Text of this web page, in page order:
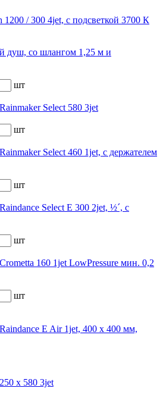
1200 / 300 4jet, с подсветкой 3700 К
душ, со шлангом 1,25 м и
шт
Select 580 3jet
шт
Select 460 1jet, с держателем
шт
Select E 300 2jet, ½´, с
шт
160 1jet LowPressure мин. 0,2
шт
E Air 1jet, 400 x 400 мм,
x 580 3jet